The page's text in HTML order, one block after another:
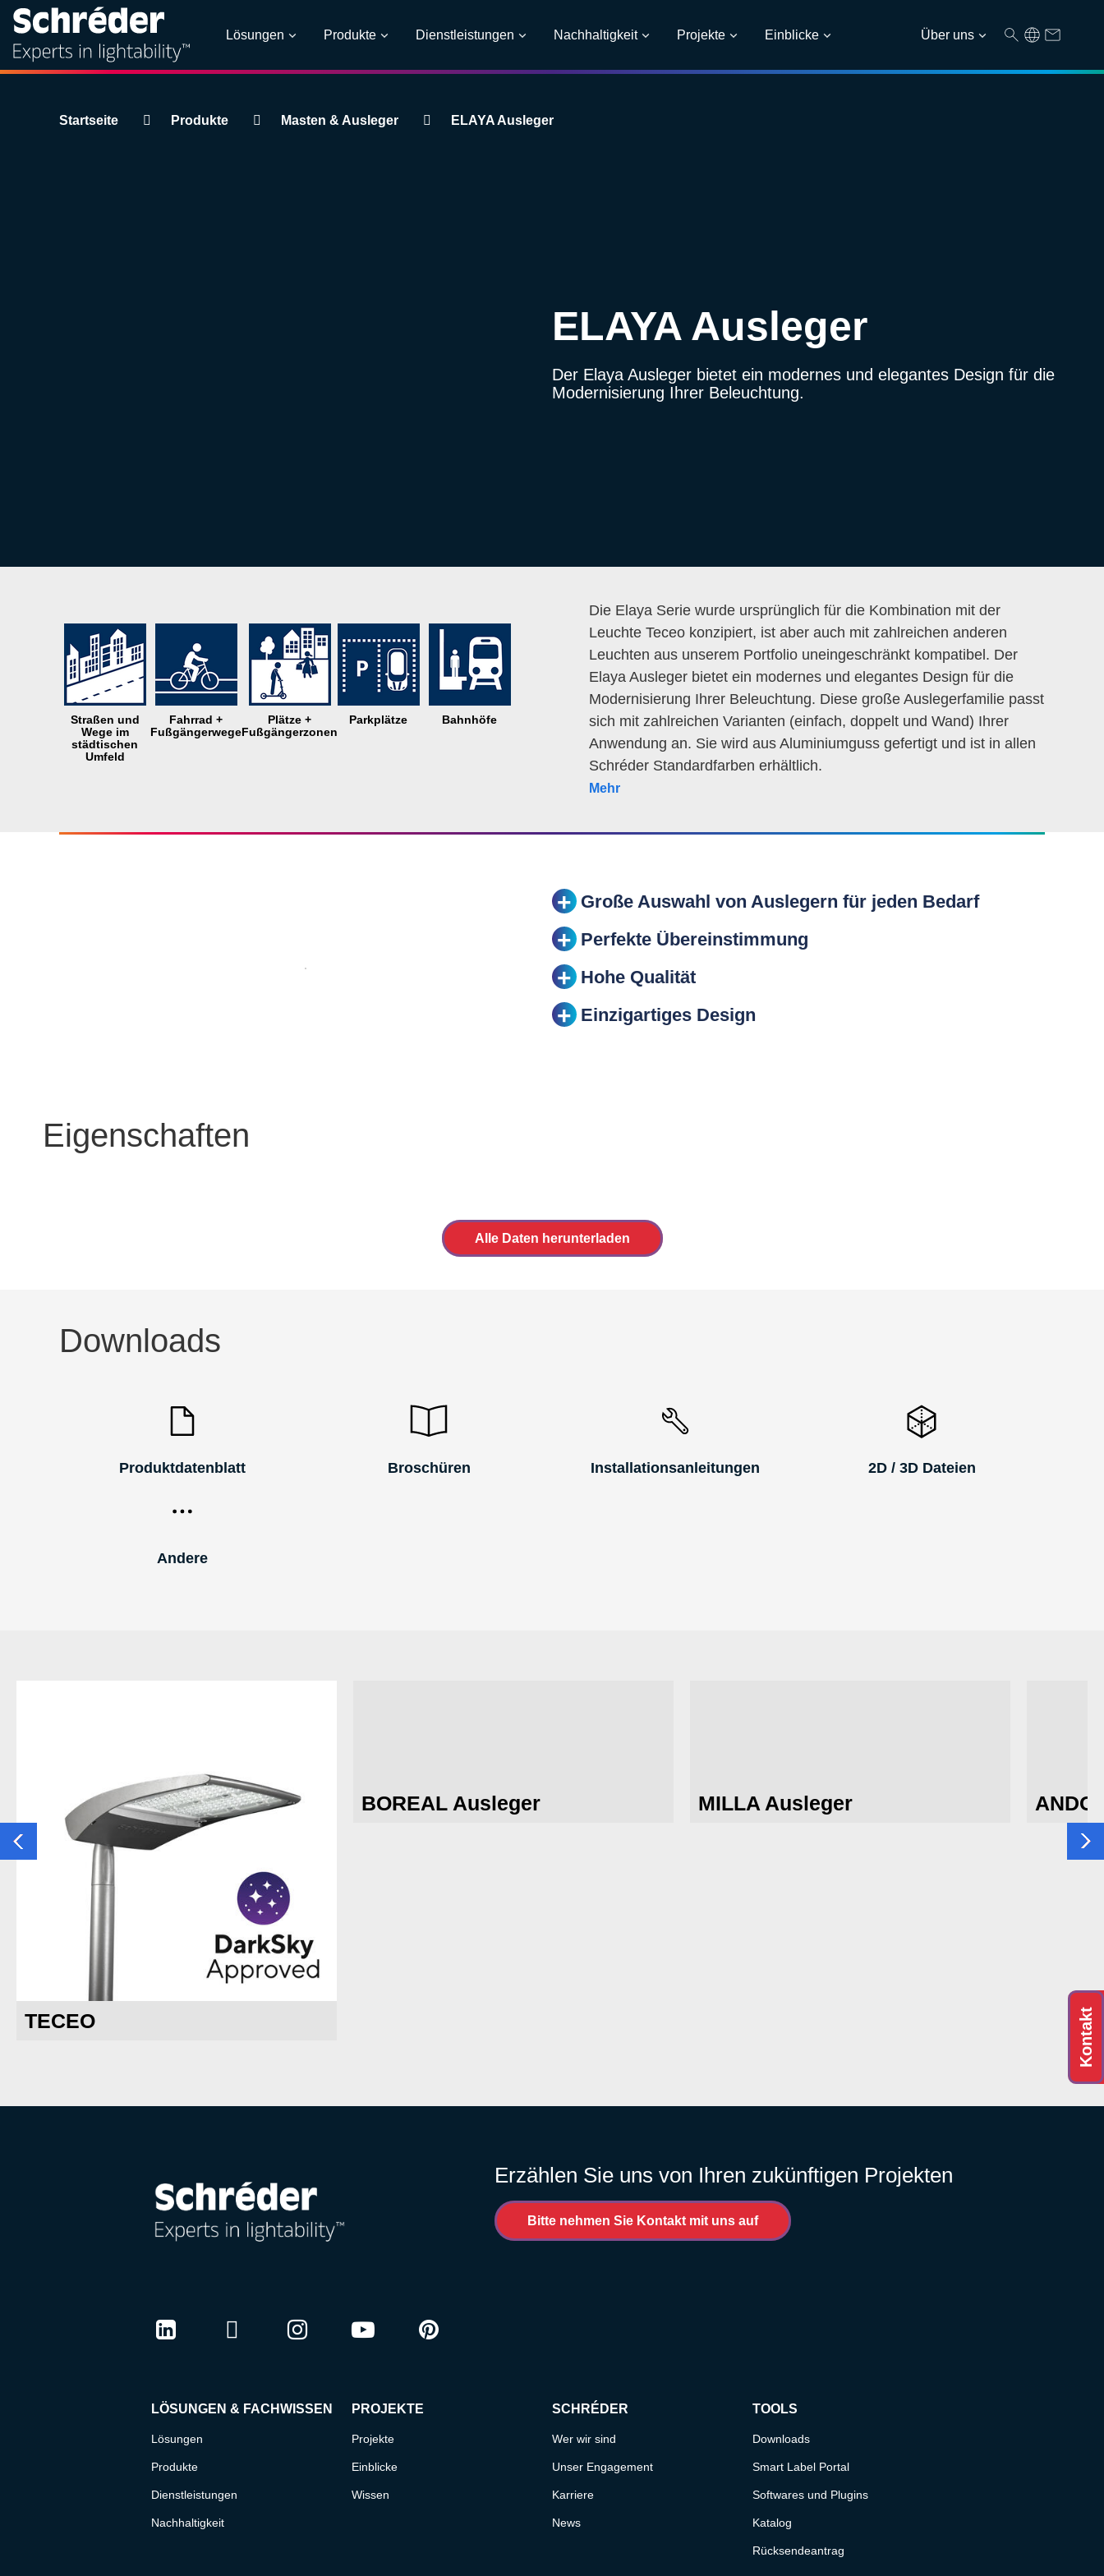
Lösungen Produkte Dienstleistungen Nachhaltigkeit Projekte Einblicke Über uns
Kontakt
Breadcrumbs
Startseite Produkte Masten & Ausleger ELAYA Ausleger
ELAYA Ausleger
Der Elaya Ausleger bietet ein modernes und elegantes Design für die
Modernisierung Ihrer Beleuchtung.
Straßen und
Wege im
städtischen
Umfeld
Fahrrad +
Fußgängerwege
Plätze +
Fußgängerzonen
Parkplätze Bahnhöfe
Die Elaya Serie wurde ursprünglich für die Kombination mit der
Leuchte Teceo konzipiert, ist aber auch mit zahlreichen anderen
Leuchten aus unserem Portfolio uneingeschränkt kompatibel. Der
Elaya Ausleger bietet ein modernes und elegantes Design für die
Modernisierung Ihrer Beleuchtung. Diese große Auslegerfamilie passt
sich mit zahlreichen Varianten (einfach, doppelt und Wand) Ihrer
Anwendung an. Sie wird aus Aluminiumguss gefertigt und ist in allen
Schréder Standardfarben erhältlich.
Mehr
Große Auswahl von Auslegern für jeden Bedarf
Perfekte Übereinstimmung
Hohe Qualität
Einzigartiges Design
Eigenschaften
Alle Daten herunterladen
Downloads
Produktdatenblatt Broschüren Installationsanleitungen 2D / 3D Dateien
Andere
TECEO
BOREAL Ausleger MILLA Ausleger ANDO
Erzählen Sie uns von Ihren zukünftigen Projekten
Bitte nehmen Sie Kontakt mit uns auf
LÖSUNGEN & FACHWISSEN
Lösungen
Produkte
Dienstleistungen
Nachhaltigkeit
PROJEKTE
Projekte
Einblicke
Wissen
SCHRÉDER
Wer wir sind
Unser Engagement
Karriere
News
TOOLS
Downloads
Smart Label Portal
Softwares und Plugins
Katalog
Rücksendeantrag